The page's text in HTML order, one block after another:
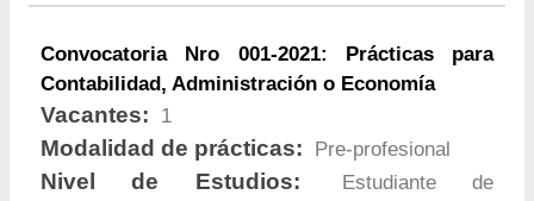
Convocatoria Nro 001-2021: Prácticas para
Contabilidad, Administración o Economía
Vacantes: 1
Modalidad de prácticas: Pre-profesional
Nivel de Estudios:
Estudiante de